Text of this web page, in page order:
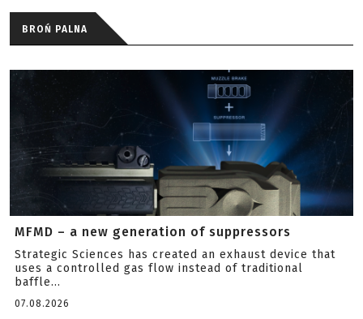
BROŃ PALNA
MFMD – a new generation of suppressors
Strategic Sciences has created an exhaust device that
uses a controlled gas flow instead of traditional
baffle...
07.08.2026